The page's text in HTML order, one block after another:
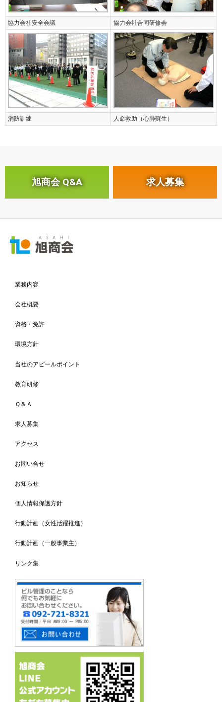
協力会社安全会議 協力会社合同研修会
消防訓練 人命救助（心肺蘇生）
旭商会 Q&A 求人募集
業務内容
会社概要
資格・免許
環境方針
当社のアピールポイント
教育研修
Ｑ＆Ａ
求人募集
アクセス
お問い合せ
お知らせ
個人情報保護方針
行動計画（女性活躍推進）
行動計画（一般事業主）
リンク集